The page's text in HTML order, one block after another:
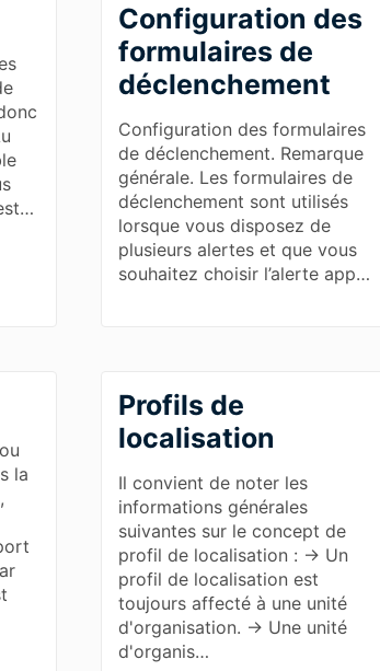
Configuration des
formulaires de
déclenchement
Configuration des formulaires
de déclenchement. Remarque
générale. Les formulaires de
déclenchement sont utilisés
lorsque vous disposez de
plusieurs alertes et que vous
souhaitez choisir l’alerte app…
la
Profils de
localisation
Il convient de noter les
informations générales
suivantes sur le concept de
profil de localisation : → Un
profil de localisation est
toujours affecté à une unité
d'organisation. → Une unité
d'organis…